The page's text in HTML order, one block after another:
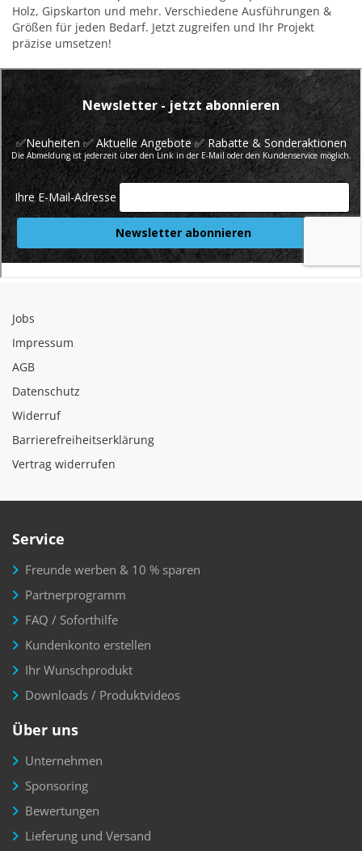
Holz, Gipskarton und mehr. Verschiedene Ausführungen &
Größen für jeden Bedarf. Jetzt zugreifen und Ihr Projekt
präzise umsetzen!
Jobs
Impressum
AGB
Datenschutz
Widerruf
Barrierefreiheitserklärung
Vertrag widerrufen
Service
Freunde werben & 10 % sparen
Partnerprogramm
FAQ / Soforthilfe
Kundenkonto erstellen
Ihr Wunschprodukt
Downloads / Produktvideos
Über uns
Unternehmen
Sponsoring
Bewertungen
Lieferung und Versand